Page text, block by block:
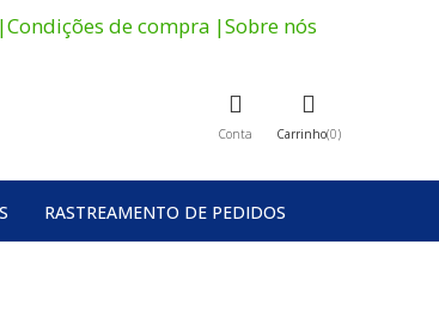
|Condições de compra |Sobre nós
Conta Carrinho 0
RASTREAMENTO DE PEDIDOS